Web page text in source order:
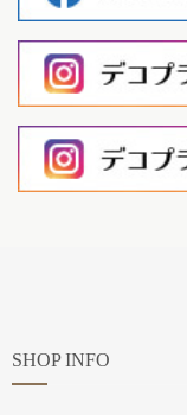
SHOP INFO